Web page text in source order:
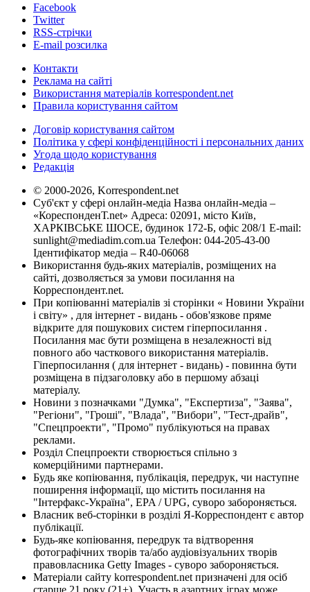
Facebook
Twitter
RSS-стрічки
E-mail розсилка
Контакти
Реклама на сайті
Використання матеріалів korrespondent.net
Правила користування сайтом
Договір користування сайтом
Політика у сфері конфіденційності і персональних даних
Угода щодо користування
Редакція
© 2000-2026, Korrespondent.net
Суб'єкт у сфері онлайн-медіа Назва онлайн-медіа –
«КореспонденТ.net» Адреса: 02091, місто Київ,
ХАРКІВСЬКЕ ШОСЕ, будинок 172-Б, офіс 208/1 E-mail:
sunlight@mediadim.com.ua Телефон: 044-205-43-00
Ідентифікатор медіа – R40-06068
Використання будь-яких матеріалів, розміщених на
сайті, дозволяється за умови посилання на
Корреспондент.net.
При копіюванні матеріалів зі сторінки « Новини України
і світу» , для інтернет - видань - обов'язкове пряме
відкрите для пошукових систем гіперпосилання .
Посилання має бути розміщена в незалежності від
повного або часткового використання матеріалів.
Гіперпосилання ( для інтернет - видань) - повинна бути
розміщена в підзаголовку або в першому абзаці
матеріалу.
Новини з позначками "Думка", "Експертиза", "Заява",
"Регіони", "Гроші", "Влада", "Вибори", "Тест-драйв",
"Спецпроекти", "Промо" публікуються на правах
реклами.
Розділ Спецпроекти створюється спільно з
комерційними партнерами.
Будь яке копіювання, публікація, передрук, чи наступне
поширення інформації, що містить посилання на
"Інтерфакс-Україна", EPA / UPG, суворо забороняється.
Власник веб-сторінки в розділі Я-Корреспондент є автор
публікації.
Будь-яке копіювання, передрук та відтворення
фотографічних творів та/або аудіовізуальних творів
правовласника Getty Images - суворо забороняється.
Матеріали сайту korrespondent.net призначені для осіб
старше 21 року (21+). Участь в азартних іграх може